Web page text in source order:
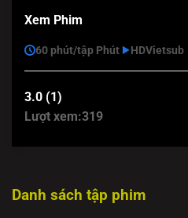
Xem Phim
60 phút/tập Phút HDVietsub
3.0 (1)
Lượt xem:319
Danh sách tập phim